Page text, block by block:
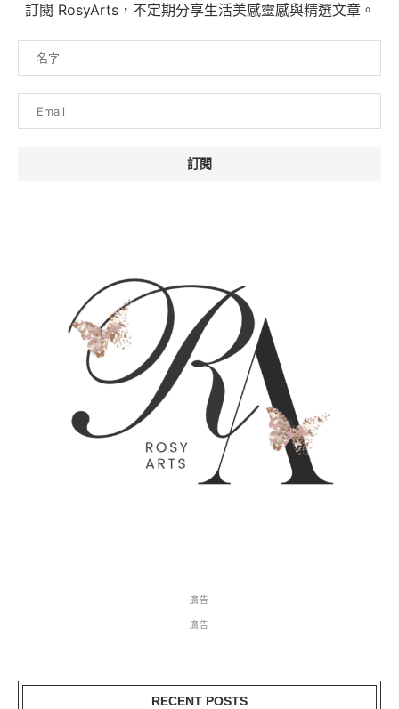
訂閱 RosyArts，不定期分享生活美感靈感與精選文章。
廣告
廣告
RECENT POSTS